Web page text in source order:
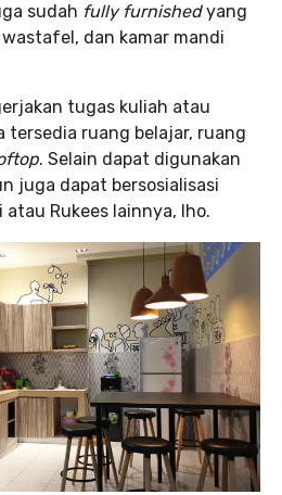
sudah fully furnishedyang
dan kamar mandi
tugas kuliah atau
tersedia ruang belajar, ruang
. Selain dapat digunakan
juga dapat bersosialisasi
Rukees lainnya, lho.